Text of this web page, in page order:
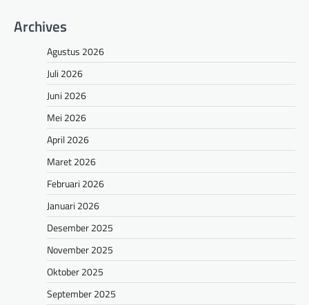
Archives
Agustus 2026
Juli 2026
Juni 2026
Mei 2026
April 2026
Maret 2026
Februari 2026
Januari 2026
Desember 2025
November 2025
Oktober 2025
September 2025